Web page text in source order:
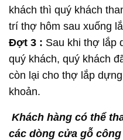
khách thì quý khách
trí thợ hôm sau xuống
Đợt 3 : Sau khi thợ lắp
quý khách, quý khách
còn lại cho thợ lắp
khoản.
Khách hàng có thể
các dòng cửa gỗ